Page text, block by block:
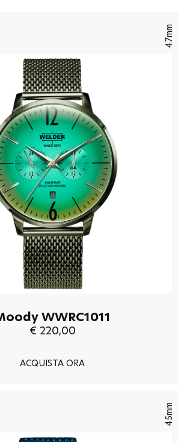
47mm
WWRC1011
€ 220,00
ACQUISTA ORA
45mm